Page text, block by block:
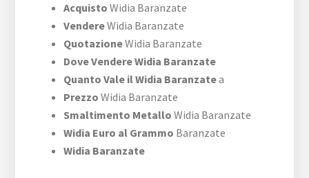
Acquisto Widia Baranzate
VendereWidia Baranzate
QuotazioneWidia Baranzate
Dove Vendere Widia Baranzate
Quanto Vale il Widia Baranzatea
Prezzo Widia Baranzate
Smaltimento Metallo Widia Baranzate
Widia Euro al Grammo Baranzate
Widia Baranzate